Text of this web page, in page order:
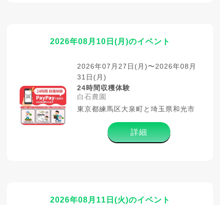
2026年08月10日(月)のイベント
2026年07月27日(月)〜2026年08月
31日(月)
24時間収穫体験
白石農園
東京都練馬区大泉町と埼玉県和光市
詳細
2026年08月11日(火)のイベント